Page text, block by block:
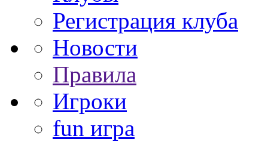
Регистрация клуба
Новости
Правила
Игроки
fun игра